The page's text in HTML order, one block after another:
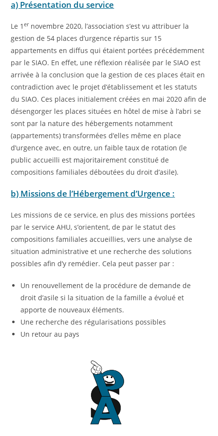
a) Présentation du service
Le 1ernovembre 2020, l’association s’est vu attribuer la
gestion de 54 places d’urgence répartis sur 15
appartements en diffus qui étaient portées précédemment
par le SIAO. En effet, une réflexion réalisée par le SIAO est
arrivée à la conclusion que la gestion de ces places était en
contradiction avec le projet d’établissement et les statuts
du SIAO. Ces places initialement créées en mai 2020 afin de
désengorger les places situées en hôtel de mise à l’abri se
sont par la nature des hébergements notamment
(appartements) transformées d’elles même en place
d’urgence avec, en outre, un faible taux de rotation (le
public accueilli est majoritairement constitué de
compositions familiales déboutées du droit d’asile).
b) Missions de l’Hébergement d’Urgence :
Les missions de ce service, en plus des missions portées
par le service AHU, s’orientent, de par le statut des
compositions familiales accueillies, vers une analyse de
situation administrative et une recherche des solutions
possibles afin d’y remédier. Cela peut passer par :
Un renouvellement de la procédure de demande de
droit d’asile si la situation de la famille a évolué et
apporte de nouveaux éléments.
Une recherche des régularisations possibles
Un retour au pays